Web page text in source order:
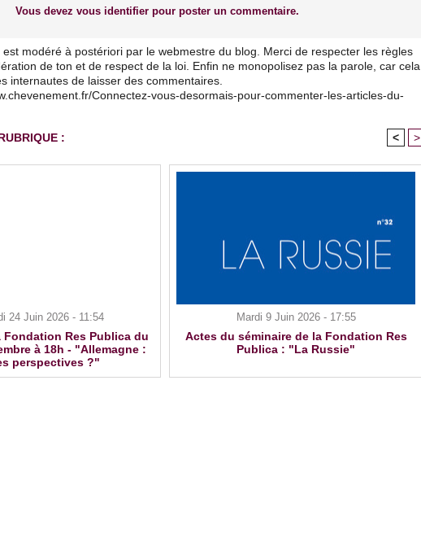
Vous devez vous identifier pour poster un commentaire.
est modéré à postériori par le webmestre du blog. Merci de respecter les règles
de ton et de respect de la loi. Enfin ne monopolisez pas la parole, car cela
internautes de laisser des commentaires.
Connectez-vous-desormais-pour-commenter-les-articles-du-
: < >
24 Juin 2026 - 11:54
Fondation Res Publica du
à 18h - "Allemagne :
perspectives ?"
Mardi 9 Juin 2026 - 17:55
Actes du séminaire de la Fondation Res
Publica : "La Russie"